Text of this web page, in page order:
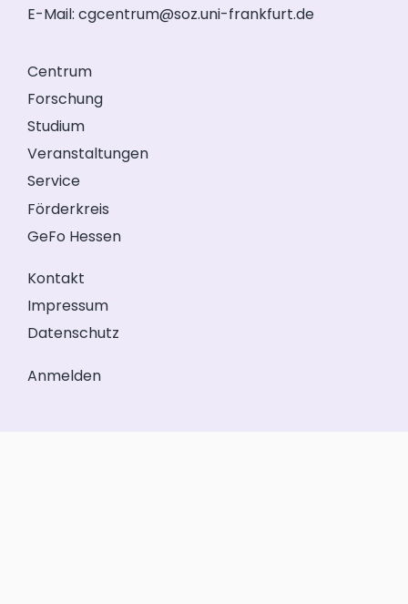
E-Mail: cgcentrum@soz.uni-frankfurt.de
Centrum
Forschung
Studium
Veranstaltungen
Service
Förderkreis
GeFo Hessen
Kontakt
Impressum
Datenschutz
Anmelden